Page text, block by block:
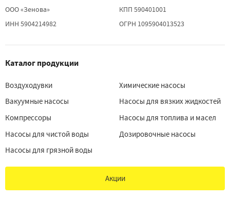
ООО «Зенова»
ИНН 5904214982
КПП 590401001
ОГРН 1095904013523
Каталог продукции
Воздуходувки
Вакуумные насосы
Компрессоры
Насосы для чистой воды
Насосы для грязной воды
Химические насосы
Насосы для вязких жидкостей
Насосы для топлива и масел
Дозировочные насосы
Акции